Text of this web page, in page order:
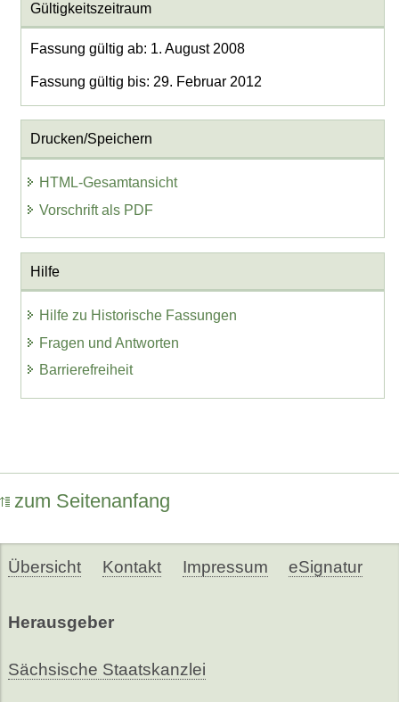
Gültigkeitszeitraum
Fassung gültig ab: 1. August 2008
Fassung gültig bis: 29. Februar 2012
Drucken/Speichern
HTML-Gesamtansicht
Vorschrift als PDF
Hilfe
Hilfe zu Historische Fassungen
Fragen und Antworten
Barrierefreiheit
zum Seitenanfang
Übersicht Kontakt Impressum eSignatur
Herausgeber
Sächsische Staatskanzlei